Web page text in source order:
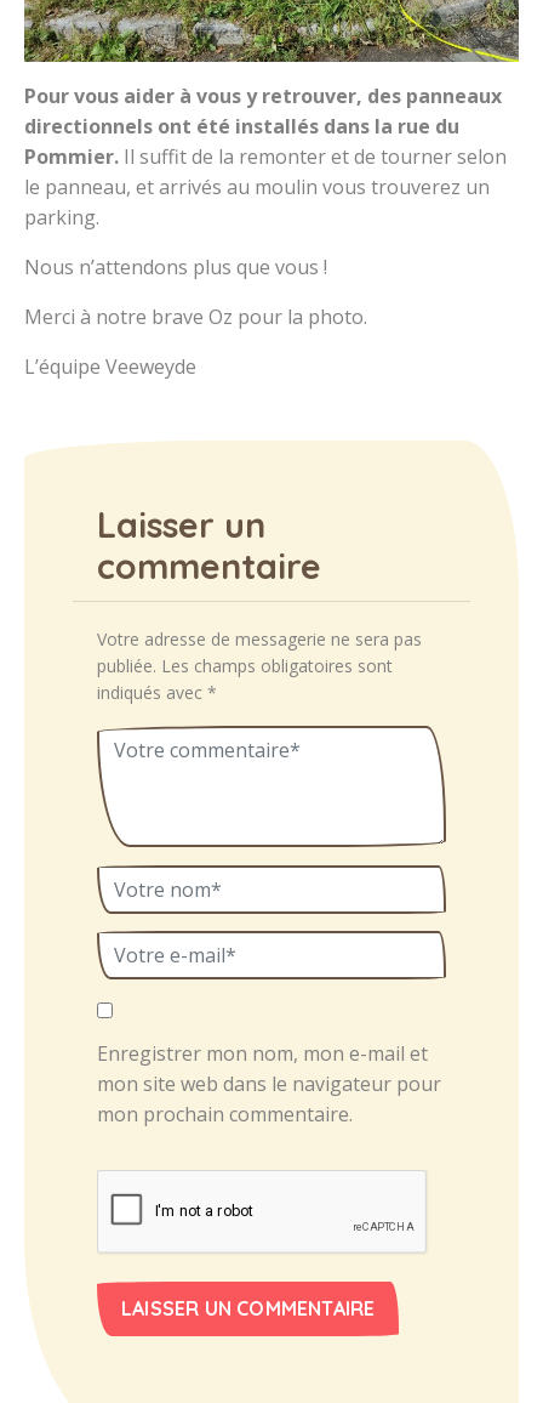
Pour vous aider à vous y retrouver, des panneaux
directionnels ont été installés dans la rue du
Pommier. Il suffit de la remonter et de tourner selon
le panneau, et arrivés au moulin vous trouverez un
parking.
Nous n’attendons plus que vous !
Merci à notre brave Oz pour la photo.
L’équipe Veeweyde
Laisser un
commentaire
Votre adresse de messagerie ne sera pas
publiée. Les champs obligatoires sont
indiqués avec *
Enregistrer mon nom, mon e-mail et
mon site web dans le navigateur pour
mon prochain commentaire.